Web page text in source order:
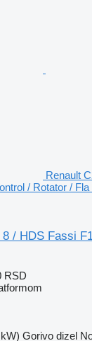
Renault
/ Rotator /
/ HDS Fassi
RSD
Gorivo dizel